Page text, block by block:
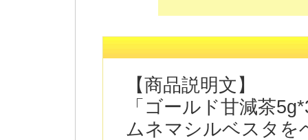
【商品説明文】
「ゴールド甘減茶
ムネマシルベスタを